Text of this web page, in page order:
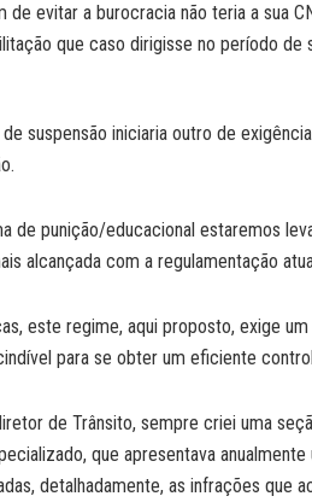
de evitar a burocracia não teria a sua
que caso dirigisse no período de
suspensão iniciaria outro de
de punição/educacional estaremos
alcançada com a regulamentação
este regime, aqui proposto, exige
para se obter um eficiente
de Trânsito, sempre criei uma
que apresentava anualmente
detalhadamente, as infrações que